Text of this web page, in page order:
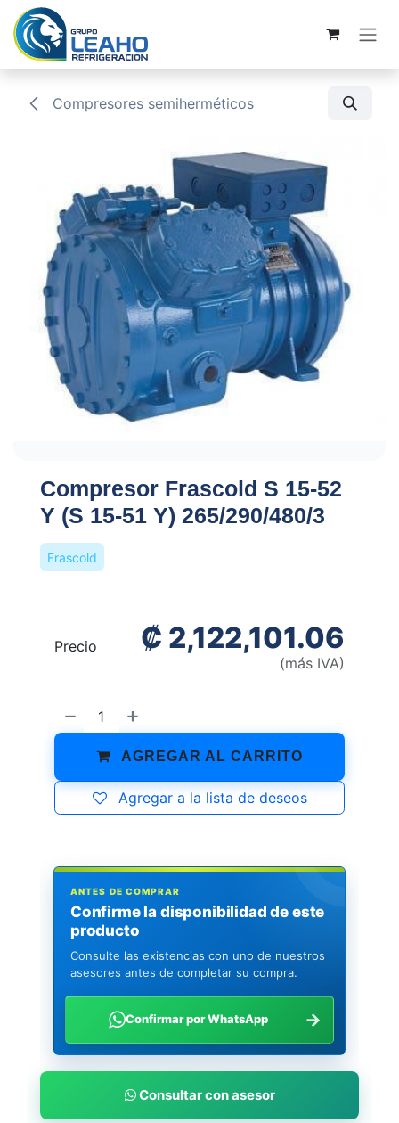
Ir al contenido
Compresores semiherméticos
Compresor Frascold S 15-52
Y (S 15-51 Y) 265/290/480/3
Frascold
AGREGAR AL CARRITO
Agregar a la lista de deseos
Precio ₡ 2,122,101.06
(más IVA)
ANTES DE COMPRAR
Confirme la disponibilidad de este
producto
Consulte las existencias con uno de nuestros
asesores antes de completar su compra.
Confirmar por WhatsApp →
Consultar con asesor